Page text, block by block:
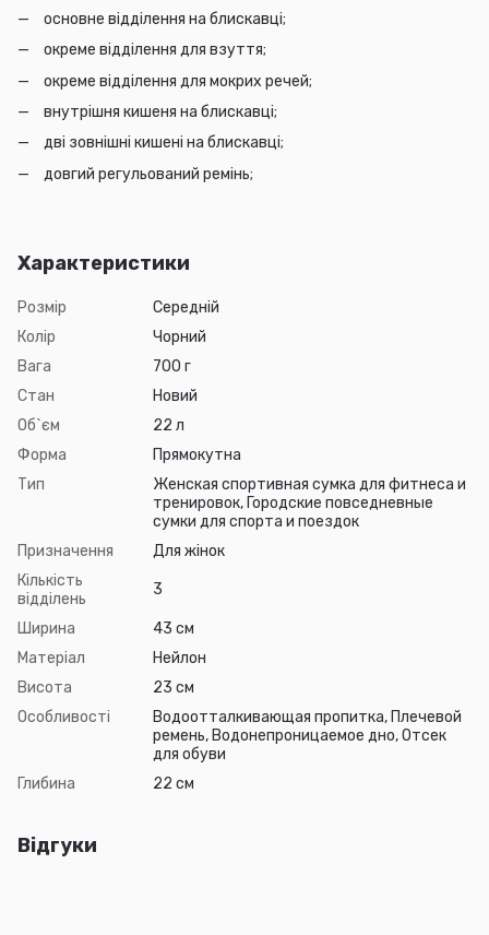
основне відділення на блискавці;
окреме відділення для взуття;
окреме відділення для мокрих речей;
внутрішня кишеня на блискавці;
дві зовнішні кишені на блискавці;
довгий регульований ремінь;
Характеристики
Розмір
Середній
Колір
Чорний
Вага
700 г
Стан
Новий
Об`єм
22 л
Форма
Прямокутна
Тип
Женская спортивная сумка для фитнеса и
тренировок, Городские повседневные
сумки для спорта и поездок
Призначення
Для жінок
Кількість
відділень
3
Ширина
43 см
Матеріал
Нейлон
Висота
23 см
Особливості
Водоотталкивающая пропитка, Плечевой
ремень, Водонепроницаемое дно, Отсек
для обуви
Глибина
22 см
Відгуки